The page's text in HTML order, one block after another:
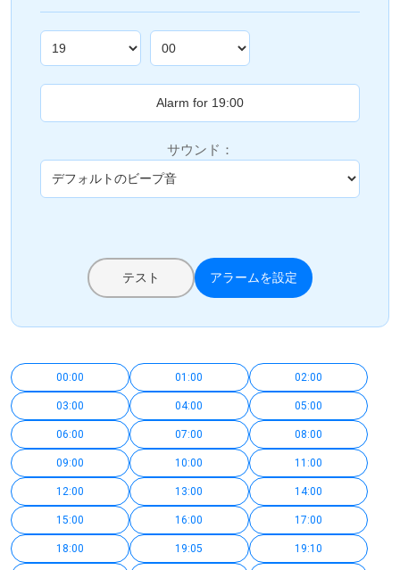
サウンド：
テスト アラームを設定
00:00 01:00 02:00
03:00 04:00 05:00
06:00 07:00 08:00
09:00 10:00 11:00
12:00 13:00 14:00
15:00 16:00 17:00
18:00 19:05 19:10